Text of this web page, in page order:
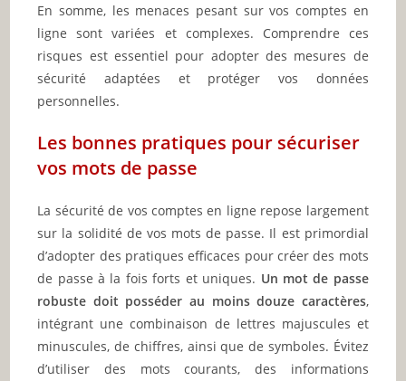
En somme, les menaces pesant sur vos comptes en
ligne sont variées et complexes. Comprendre ces
risques est essentiel pour adopter des mesures de
sécurité adaptées et protéger vos données
personnelles.
Les bonnes pratiques pour sécuriser
vos mots de passe
La sécurité de vos comptes en ligne repose largement
sur la solidité de vos mots de passe. Il est primordial
d’adopter des pratiques efficaces pour créer des mots
de passe à la fois forts et uniques. Un mot de passe
robuste doit posséder au moins douze caractères,
intégrant une combinaison de lettres majuscules et
minuscules, de chiffres, ainsi que de symboles. Évitez
d’utiliser des mots courants, des informations